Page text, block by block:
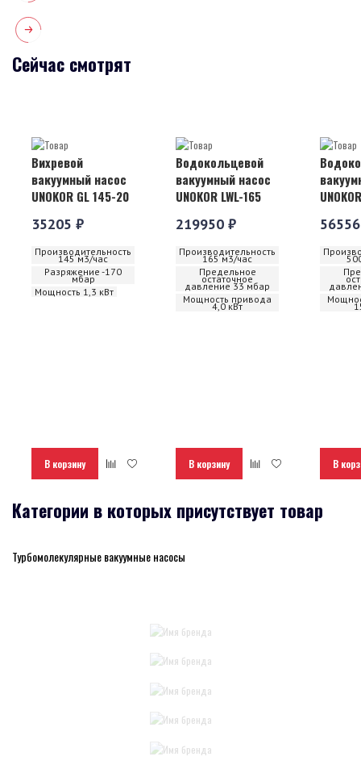
Сейчас смотрят
Вихревой
вакуумный насос
UNOKOR GL 145-20
35205 ₽
Производительность
145 м3/час
Разряжение -170
мбар
Мощность 1,3 кВт
В корзину
Водокольцевой
вакуумный насос
UNOKOR LWL-165
219950 ₽
Производительность
165 м3/час
Предельное
остаточное
давление 33 мбар
Мощность привода
4,0 кВт
В корзину В
Категории в которых присутствует товар
Турбомолекулярные вакуумные насосы